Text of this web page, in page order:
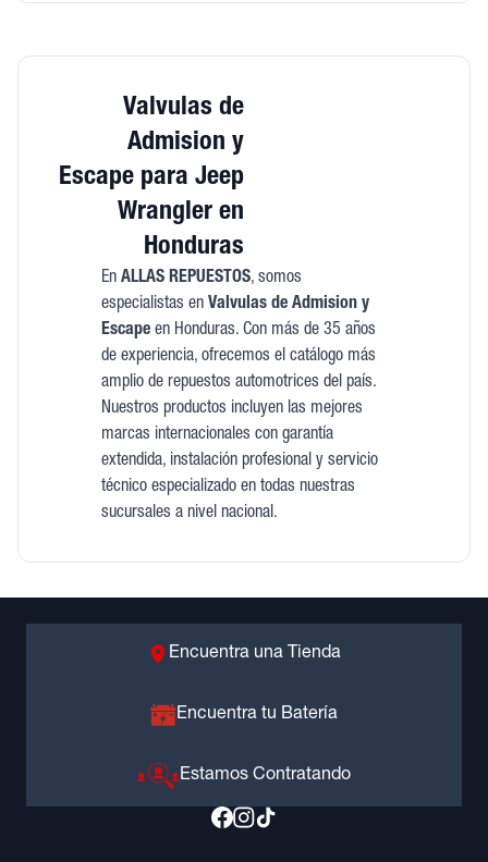
Valvulas de
Admision y
Escape para Jeep
Wrangler en
Honduras
En ALLAS REPUESTOS, somos
especialistas en Valvulas de Admision y
Escapeen Honduras. Con más de 35 años
de experiencia, ofrecemos el catálogo más
amplio de repuestos automotrices del país.
Nuestros productos incluyen las mejores
marcas internacionales con garantía
extendida, instalación profesional y servicio
técnico especializado en todas nuestras
sucursales a nivel nacional.
Encuentra una Tienda
Encuentra tu Batería
Estamos Contratando